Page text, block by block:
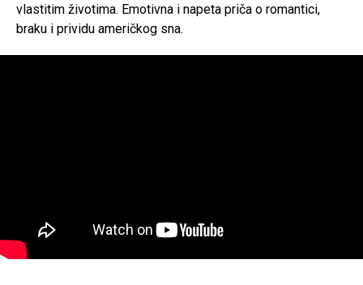
vlastitim životima. Emotivna i napeta priča o romantici,
braku i prividu američkog sna.